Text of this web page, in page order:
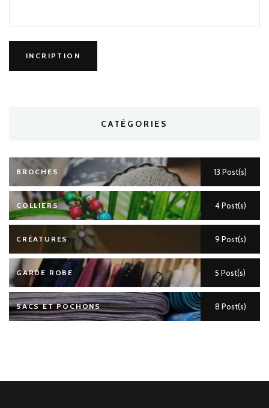
CATÉGORIES
BROCHES 13 Post(s)
COLLIERS 4 Post(s)
CRÉATURES 9 Post(s)
GARDE ROBE 5 Post(s)
SACS ET POCHONS 8 Post(s)